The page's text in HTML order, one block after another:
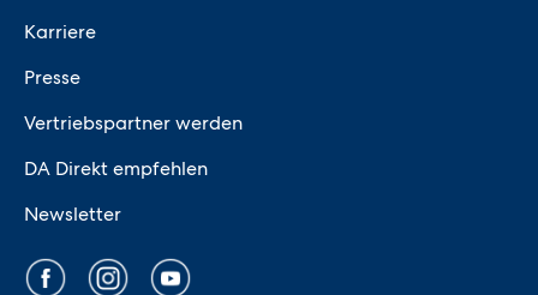
Karriere
Presse
Vertriebspartner werden
DA Direkt empfehlen
Newsletter